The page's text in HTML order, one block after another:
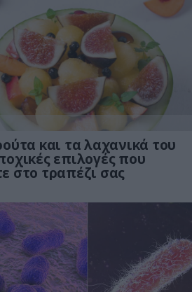
και τα λαχανικά του
επιλογές που
στο τραπέζι σας